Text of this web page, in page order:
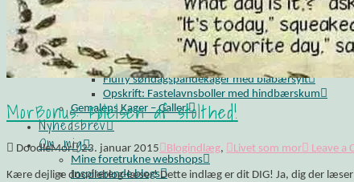
Gæsternes yndlings sommerkage
Madværkstedet: Frokostbuffet med farverige
Opskrift: Luksusagtig brunsviger
Opskrift på kransekage
Opskrift: Saftige “romkugler”, der overholder
Fluffy søndagspandekager med blåbærsylt
Opskrift: Fastelavnsboller med hindbærskum
Gemalens Kager – Galleri
Nyhedsbrev
Om mig
Mine foretrukne webshops
Inspirerende blogs
MorBonus: Følelsen af stolthed!
DoodleMor 23. januar 2015 Blogindlæg, Livet som mor Leave a
Kære dejlige doodleblog-læser! Dette indlæg er dit DIG! Ja, dig der